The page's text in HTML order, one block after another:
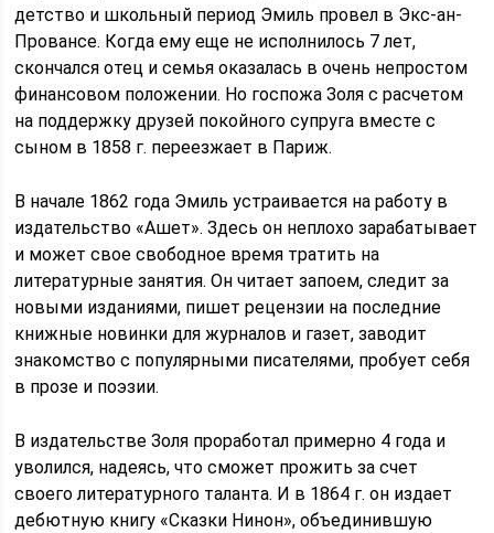
детство и школьный период Эмиль провел в Экс-ан-
Провансе. Когда ему еще не исполнилось 7 лет,
скончался отец и семья оказалась в очень непростом
финансовом положении. Но госпожа Золя с расчетом
на поддержку друзей покойного супруга вместе с
сыном в 1858 г. переезжает в Париж.
В начале 1862 года Эмиль устраивается на работу в
издательство «Ашет». Здесь он неплохо зарабатывает
и может свое свободное время тратить на
литературные занятия. Он читает запоем, следит за
новыми изданиями, пишет рецензии на последние
книжные новинки для журналов и газет, заводит
знакомство с популярными писателями, пробует себя
в прозе и поэзии.
В издательстве Золя проработал примерно 4 года и
уволился, надеясь, что сможет прожить за счет
своего литературного таланта. И в 1864 г. он издает
дебютную книгу «Сказки Нинон», объединившую